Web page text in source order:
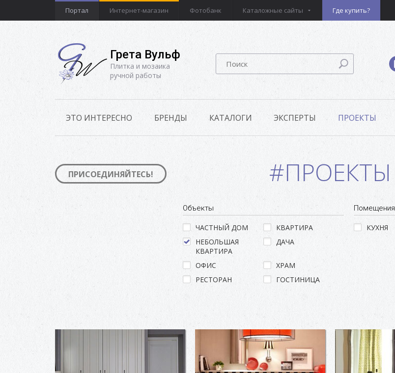
Портал Интернет-магазин Фотобанк Каталожные сайты Где купить?
Грета Вульф
Плитка и мозаика
ручной работы
ЭТО ИНТЕРЕСНО БРЕНДЫ КАТАЛОГИ ЭКСПЕРТЫ ПРОЕКТЫ
#ПРОЕКТЫ
ПРИСОЕДИНЯЙТЕСЬ!
Объекты
ЧАСТНЫЙ ДОМ
КВАРТИРА
НЕБОЛЬШАЯ
КВАРТИРА
ДАЧА
ОФИС
ХРАМ
РЕСТОРАН
ГОСТИНИЦА
Помещения
КУХНЯ